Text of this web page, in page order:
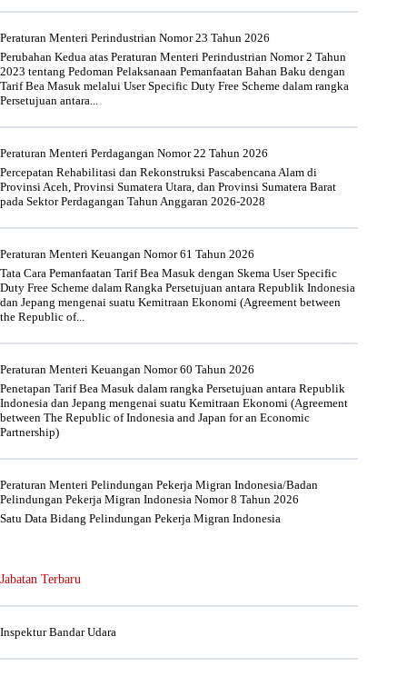
Peraturan Menteri Perindustrian Nomor 23 Tahun 2026
Perubahan Kedua atas Peraturan Menteri Perindustrian Nomor 2 Tahun
2023 tentang Pedoman Pelaksanaan Pemanfaatan Bahan Baku dengan
Tarif Bea Masuk melalui User Specific Duty Free Scheme dalam rangka
Persetujuan antara...
Peraturan Menteri Perdagangan Nomor 22 Tahun 2026
Percepatan Rehabilitasi dan Rekonstruksi Pascabencana Alam di
Provinsi Aceh, Provinsi Sumatera Utara, dan Provinsi Sumatera Barat
pada Sektor Perdagangan Tahun Anggaran 2026-2028
Peraturan Menteri Keuangan Nomor 61 Tahun 2026
Tata Cara Pemanfaatan Tarif Bea Masuk dengan Skema User Specific
Duty Free Scheme dalam Rangka Persetujuan antara Republik Indonesia
dan Jepang mengenai suatu Kemitraan Ekonomi (Agreement between
the Republic of...
Peraturan Menteri Keuangan Nomor 60 Tahun 2026
Penetapan Tarif Bea Masuk dalam rangka Persetujuan antara Republik
Indonesia dan Jepang mengenai suatu Kemitraan Ekonomi (Agreement
between The Republic of Indonesia and Japan for an Economic
Partnership)
Peraturan Menteri Pelindungan Pekerja Migran Indonesia/Badan
Pelindungan Pekerja Migran Indonesia Nomor 8 Tahun 2026
Satu Data Bidang Pelindungan Pekerja Migran Indonesia
Jabatan Terbaru
Inspektur Bandar Udara